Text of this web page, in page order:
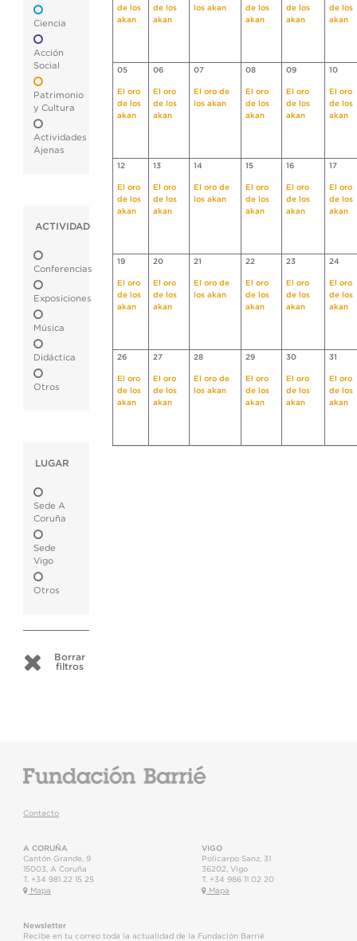
Ciencia
Acción
Social
Patrimonio
y Cultura
Actividades
Ajenas
ACTIVIDAD
Conferencias
Exposiciones
Música
Didáctica
Otros
LUGAR
Sede A
Coruña
Sede
Vigo
Otros
Borrar
filtros
de los
akan
de los
akan
los akan
de los
akan
de los
akan
de los
akan
05
El oro
de los
akan
06
El oro
de los
akan
07
El oro de
los akan
08
El oro
de los
akan
09
El oro
de los
akan
10
El oro
de los
akan
12
El oro
de los
akan
13
El oro
de los
akan
14
El oro de
los akan
15
El oro
de los
akan
16
El oro
de los
akan
17
El oro
de los
akan
19
El oro
de los
akan
20
El oro
de los
akan
21
El oro de
los akan
22
El oro
de los
akan
23
El oro
de los
akan
24
El oro
de los
akan
26
El oro
de los
akan
27
El oro
de los
akan
28
El oro de
los akan
29
El oro
de los
akan
30
El oro
de los
akan
31
El oro
de los
akan
Contacto
A CORUÑA
Cantón Grande, 9
15003
A Coruña
T. +34 981 22 15 25
Mapa
VIGO
Policarpo Sanz, 31
36202 Vigo
T. +34 986 11 02 20
Mapa
Newsletter
Recibe en tu correo toda la actualidad de la Fundación Barrié